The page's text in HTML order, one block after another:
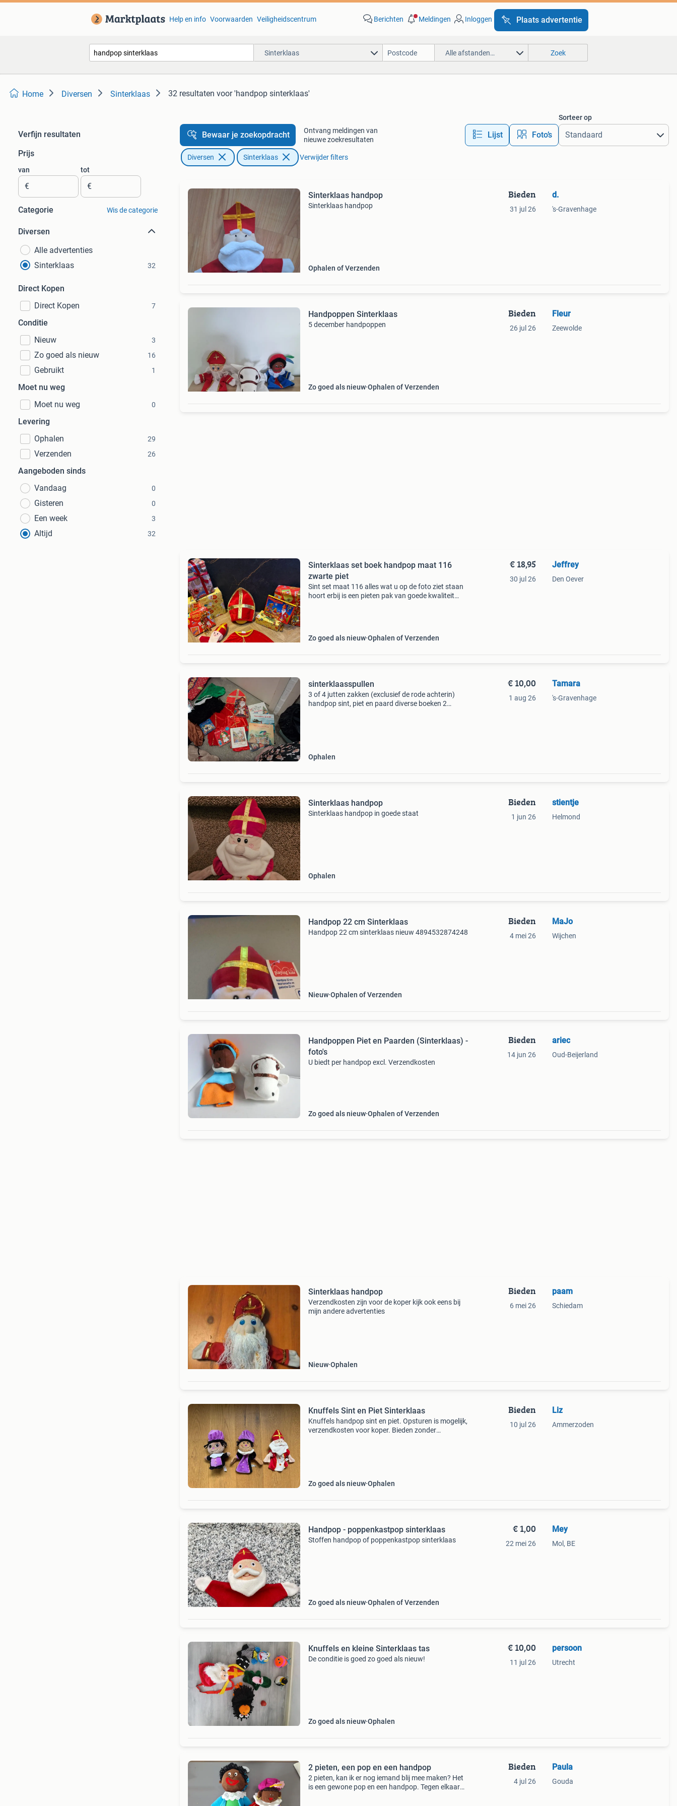
Help en info Voorwaarden Veiligheidscentrum Berichten Meldingen Inloggen Plaats advertentie
Sinterklaas Alle afstanden… Zoek
Home Diversen Sinterklaas 32 resultaten voor 'handpop sinterklaas'
Verfijn resultaten
Prijs
van
€
tot
€
Categorie Wis de categorie
Diversen
Alle advertenties
Sinterklaas
32
Direct Kopen
Direct Kopen
7
Conditie
Nieuw
3
Zo goed als nieuw 16
Gebruikt 1
Moet nu weg
Moet nu weg
0
Levering
Ophalen
29
Verzenden 26
Aangeboden sinds
Vandaag
0
Gisteren 0
Een week 3
Altijd 32
Bewaar je zoekopdracht
Ontvang meldingen van
nieuwe zoekresultaten
Lijst Foto’s
Sorteer op
Diversen Sinterklaas Verwijder filters
Sinterklaas handpop
Sinterklaas handpop
Ophalen of Verzenden
Bieden
31 jul 26
d.
's-Gravenhage
Handpoppen Sinterklaas
5 december handpoppen
Zo goed als nieuw Ophalen of Verzenden
Bieden
26 jul 26
Fleur
Zeewolde
Sinterklaas set boek handpop maat 116
zwarte piet
Sint set maat 116 alles wat u op de foto ziet staan
hoort erbij is een pieten pak van goede kwaliteit
Zo goed als nieuw Ophalen of Verzenden
€ 18,95
30 jul 26
Jeffrey
Den Oever
sinterklaasspullen
3 of 4 jutten zakken (exclusief de rode achterin)
handpop sint, piet en paard diverse boeken 2
Ophalen
€ 10,00
1 aug 26
Tamara
's-Gravenhage
Sinterklaas handpop
Sinterklaas handpop in goede staat
Ophalen
Bieden
1 jun 26
stientje
Helmond
Handpop 22 cm Sinterklaas
Handpop 22 cm sinterklaas nieuw 4894532874248
Nieuw Ophalen of Verzenden
Bieden
4 mei 26
MaJo
Wijchen
Handpoppen Piet en Paarden (Sinterklaas) -
foto's
U biedt per handpop excl. Verzendkosten
Zo goed als nieuw Ophalen of Verzenden
Bieden
14 jun 26
ariec
Oud-Beijerland
Sinterklaas handpop
Verzendkosten zijn voor de koper kijk ook eens bij
mijn andere advertenties
Nieuw Ophalen
Bieden
6 mei 26
paam
Schiedam
Knuffels Sint en Piet Sinterklaas
Knuffels handpop sint en piet. Opsturen is mogelijk,
verzendkosten voor koper. Bieden zonder
Zo goed als nieuw Ophalen
Bieden
10 jul 26
Liz
Ammerzoden
Handpop - poppenkastpop sinterklaas
Stoffen handpop of poppenkastpop sinterklaas
Zo goed als nieuw Ophalen of Verzenden
€ 1,00
22 mei 26
Mey
Mol, BE
Knuffels en kleine Sinterklaas tas
De conditie is goed zo goed als nieuw!
Zo goed als nieuw Ophalen
€ 10,00
11 jul 26
persoon
Utrecht
2 pieten, een pop en een handpop
2 pieten, kan ik er nog iemand blij mee maken? Het
is een gewone pop en een handpop. Tegen elkaar
Bieden
4 jul 26
Paula
Gouda